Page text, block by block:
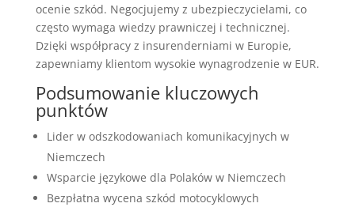
ocenie szkód. Negocjujemy z ubezpieczycielami, co
często wymaga wiedzy prawniczej i technicznej.
Dzięki współpracy z insurenderniami w Europie,
zapewniamy klientom wysokie wynagrodzenie w EUR.
Podsumowanie kluczowych
punktów
Lider w odszkodowaniach komunikacyjnych w
Niemczech
Wsparcie językowe dla Polaków w Niemczech
Bezpłatna wycena szkód motocyklowych